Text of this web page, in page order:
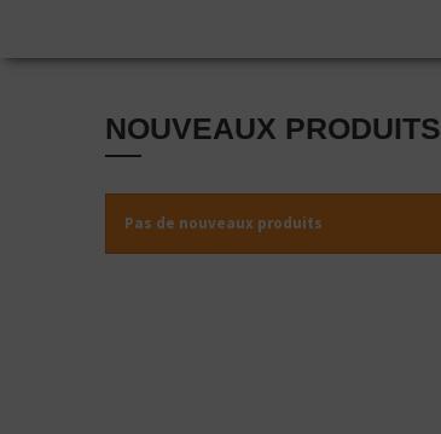
NOUVEAUX PRODUITS
Pas de nouveaux produits